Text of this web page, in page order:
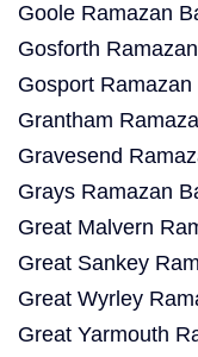
Goole Ramazan
Gosforth
Gosport Ramazan
Grantham
Gravesend
Grays Ramazan
Great Malvern
Great Sankey
Great Wyrley
Great Yarmouth